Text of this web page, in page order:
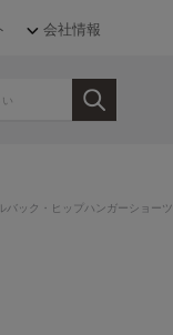
会社情報
バック・ヒップハンガーショーツ